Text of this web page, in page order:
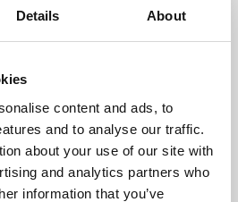
Details About
content and ads, to
and to analyse our traffic.
about your use of our site with
and analytics partners who
information that you’ve
(mm)
200
chaminé (pa) 12